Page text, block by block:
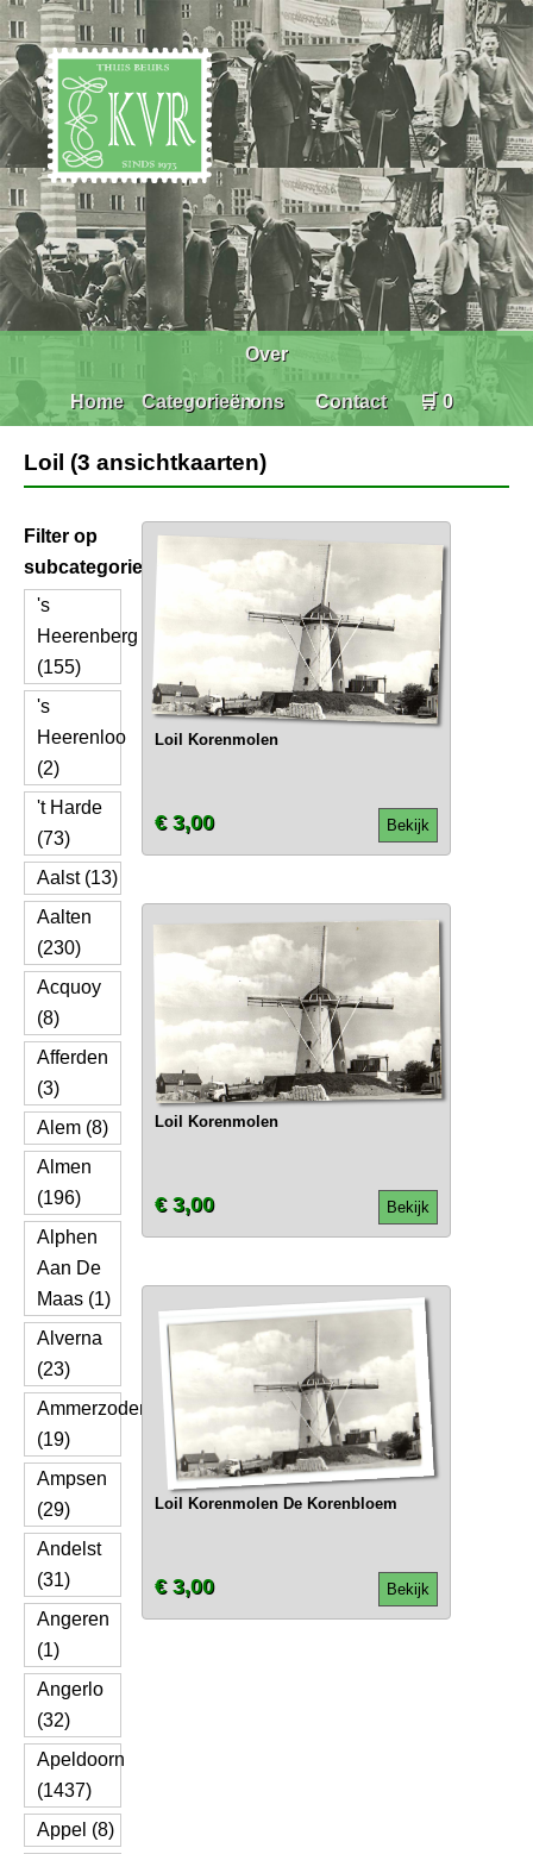
Home Categorieën
Over
ons Contact 🛒 0
Loil (3 ansichtkaarten)
Filter op
subcategorie
's
Heerenberg
(155)
's
Heerenloo
(2)
't Harde
(73)
Aalst (13)
Aalten
(230)
Acquoy
(8)
Afferden
(3)
Alem (8)
Almen
(196)
Alphen
Aan De
Maas (1)
Alverna
(23)
Ammerzoden
(19)
Ampsen
(29)
Andelst
(31)
Angeren
(1)
Angerlo
(32)
Apeldoorn
(1437)
Appel (8)
Loil Korenmolen
Bekijk
€ 3,00
Loil Korenmolen
Bekijk
€ 3,00
Loil Korenmolen De Korenbloem
Bekijk
€ 3,00